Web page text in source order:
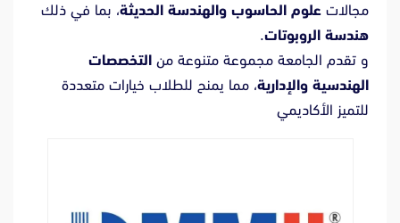
مجالات علوم الحاسوب والهندسة الحديثة، بما في ذلك
هندسة الروبوتات.
و تقدم الجامعة مجموعة متنوعة من التخصصات
الهندسية والإدارية، مما يمنح للطلاب خيارات متعددة
للتميز الأكاديمي